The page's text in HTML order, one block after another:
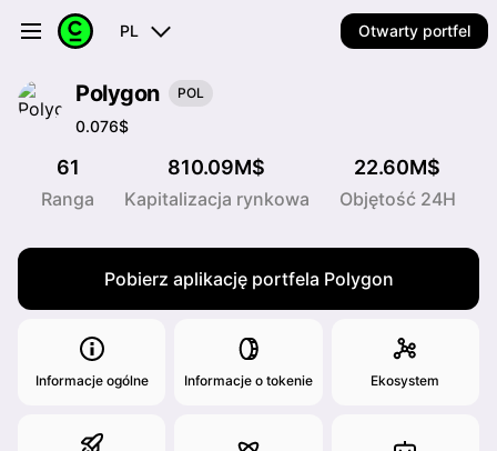
PL Otwarty portfel
Polygon POL
0.076$
61
Ranga
810.09M$
Kapitalizacja rynkowa
22.60M$
Objętość 24H
Pobierz aplikację portfela Polygon
Informacje ogólne Informacje o tokenie Ekosystem